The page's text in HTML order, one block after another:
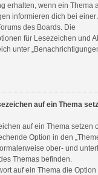
erhalten, wenn ein Thema
informieren dich bei
des Boards. Die
für Lesezeichen und
unter
auf ein Thema
auf ein Thema setzen
Option in den
ober- und
Themas befinden.
auf ein Thema die Option